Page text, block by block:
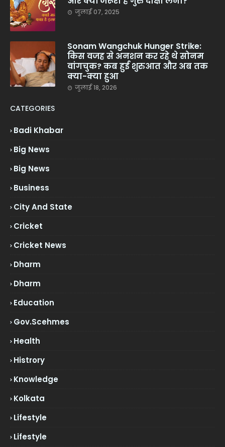
जुलाई 07, 2025
Sonam Wangchuk Hunger Strike:
किस वजह से अनशन कर रहे थे सोनम
वांगचुक? कब हुई शुरुआत और अब तक
क्या-क्या हुआ
जुलाई 18, 2026
CATEGORIES
Badi Khabar
Big News
Big News
Business
City And State
Cricket
Cricket News
Dharm
Dharm
Education
Gov.scehmes
Health
Histrory
Knowledge
Kolkata
Lifestyle
Lifestyle